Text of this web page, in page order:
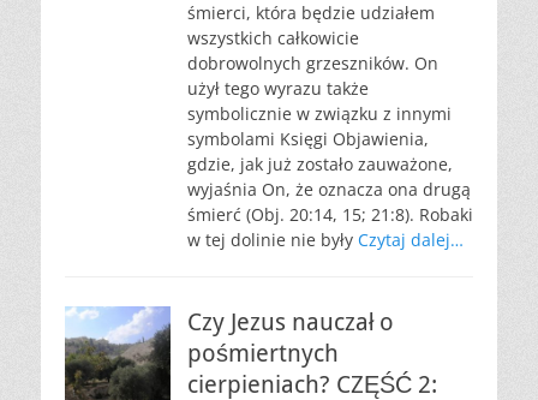
śmierci, która będzie udziałem
wszystkich całkowicie
dobrowolnych grzeszników. On
użył tego wyrazu także
symbolicznie w związku z innymi
symbolami Księgi Objawienia,
gdzie, jak już zostało zauważone,
wyjaśnia On, że oznacza ona drugą
śmierć (Obj. 20:14, 15; 21:8). Robaki
w tej dolinie nie były Czytaj dalej…
Czy Jezus nauczał o
pośmiertnych
cierpieniach? CZĘŚĆ 2: